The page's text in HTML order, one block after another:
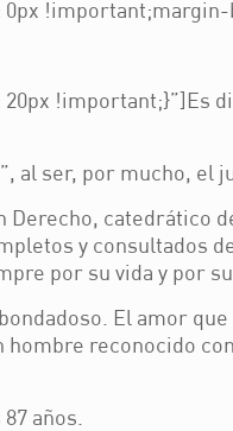
!important;}”] Es
al ser, por mucho,
catedrático
y consultados
por su vida y por
El amor
reconocido
años.